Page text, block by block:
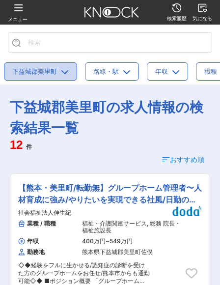
メニュー 検索履歴 気になる
下益城郡美里町 路線・駅 年収 職種
下益城郡美里町の求人情報の検
索結果一覧
12 件
おすすめ順
【熊本・美里町/転勤無】グループホーム管理者〜人
材育成に強み/やりたいを実現できる社風/日勤の
み〜
社会福祉法人伸生紀
業種 / 職種
福祉・介護関連サービス, 総務 院長・
福祉施設長
年収
400万円~549万円
勤務地
熊本県下益城郡美里町佐俣
◇◆経験をフルに生かせる/認知症の診断を受け
た方のグループホームをお任せ/熊本市からも通勤
可能◇◆ ■ポジション概要 「グループホームこ